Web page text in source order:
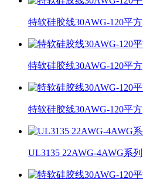
特软硅胶线30AWG-120平方
特软硅胶线30AWG-120平方
特软硅胶线30AWG-120平方
UL3135 22AWG-4AWG系列